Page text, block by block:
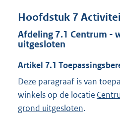
Hoofdstuk 7
Afdeling 7.1 Centrum -
uitgesloten
Artikel 7.1
Deze paragraaf is van
winkels op de locatie
grond uitgesloten.